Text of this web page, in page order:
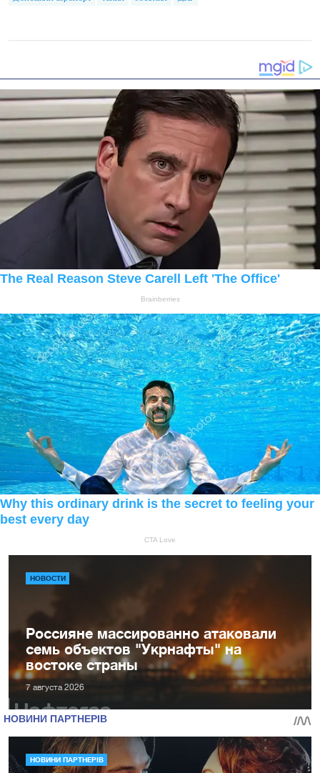
НОВОСТИ
Россияне массированно атаковали
семь объектов "Укрнафты" на
востоке страны
7 августа 2026